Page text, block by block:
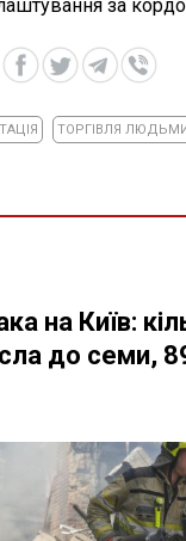
за
ТОРГІВЛЯ ЛЮДЬМИ
на Київ:
до семи,